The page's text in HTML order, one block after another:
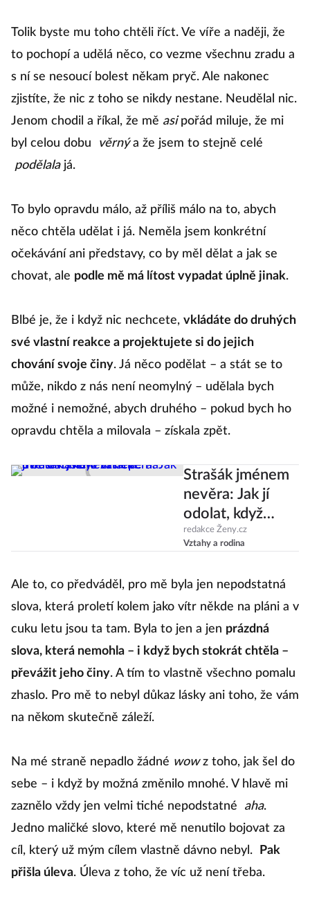
Tolik byste mu toho chtěli říct. Ve víře a naději, že
to pochopí a udělá něco, co vezme všechnu zradu a
s ní se nesoucí bolest někam pryč. Ale nakonec
zjistíte, že nic z toho se nikdy nestane. Neudělal nic.
Jenom chodil a říkal, že mě asipořád miluje, že mi
byl celou dobu
věrnýa že jsem to stejně celé
podělalajá.
To bylo opravdu málo, až příliš málo na to, abych
něco chtěla udělat i já. Neměla jsem konkrétní
očekávání ani představy, co by měl dělat a jak se
chovat, ale podle mě má lítost vypadat úplně jinak.
Blbé je, že i když nic nechcete, vkládáte do druhých
své vlastní reakce a projektujete si do jejich
chování svoje činy. Já něco podělat – a stát se to
může, nikdo z nás není neomylný – udělala bych
možné i nemožné, abych druhého – pokud bych ho
opravdu chtěla a milovala – získala zpět.
Strašák jménem
nevěra: Jak jí
odolat, když
zaklepe na dveře
našeho vztahu?
redakce Ženy.cz
Vztahy a rodina
Ale to, co předváděl, pro mě byla jen nepodstatná
slova, která proletí kolem jako vítr někde na pláni a v
cuku letu jsou ta tam. Byla to jen a jen prázdná
slova, která nemohla – i když bych stokrát chtěla –
převážit jeho činy. A tím to vlastně všechno pomalu
zhaslo. Pro mě to nebyl důkaz lásky ani toho, že vám
na někom skutečně záleží.
Na mé straně nepadlo žádné wowz toho, jak šel do
sebe – i když by možná změnilo mnohé. V hlavě mi
zaznělo vždy jen velmi tiché nepodstatné
aha.
Jedno maličké slovo, které mě nenutilo bojovat za
cíl, který už mým cílem vlastně dávno nebyl.
Pak
přišla úleva. Úleva z toho, že víc už není třeba.